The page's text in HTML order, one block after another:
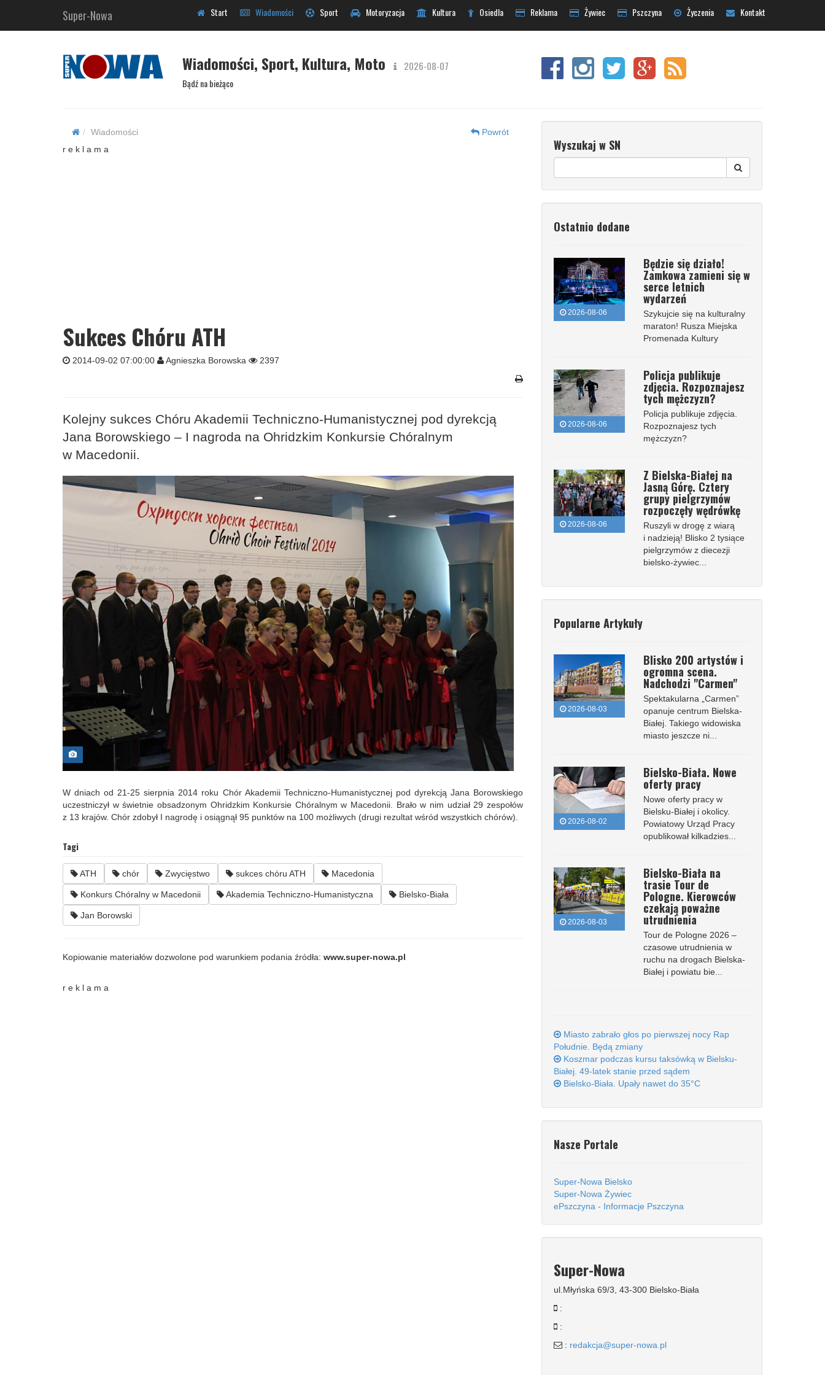
Super-Nowa Start Wiadomości Sport Motoryzacja Kultura Osiedla Reklama Żywiec Pszczyna Życzenia Kontakt
Wiadomości, Sport, Kultura, Moto 2026-08-07
Bądź na bieżąco
Wiadomości
Powrót
r e k l a m a
Sukces Chóru ATH
2014-09-02 07:00:00 Agnieszka Borowska 2397
Kolejny sukces Chóru Akademii Techniczno-Humanistycznej pod dyrekcją
Jana Borowskiego – I nagroda na Ohridzkim Konkursie Chóralnym
w Macedonii.
W dniach od 21-25 sierpnia 2014 roku Chór Akademii Techniczno-Humanistycznej pod dyrekcją Jana Borowskiego
uczestniczył w świetnie obsadzonym Ohridzkim Konkursie Chóralnym w Macedonii. Brało w nim udział 29 zespołów
z 13 krajów. Chór zdobył I nagrodę i osiągnął 95 punktów na 100 możliwych (drugi rezultat wśród wszystkich chórów).
Tagi
ATH chór Zwycięstwo sukces chóru ATH Macedonia
Konkurs Chóralny w Macedonii Akademia Techniczno-Humanistyczna Bielsko-Biała
Jan Borowski
Kopiowanie materiałów dozwolone pod warunkiem podania źródła: www.super-nowa.pl
r e k l a m a
Wyszukaj w SN
Ostatnio dodane
2026-08-06
Będzie się działo!
Zamkowa zamieni się w
serce letnich
wydarzeń
Szykujcie się na kulturalny
maraton! Rusza Miejska
Promenada Kultury
2026-08-06
Policja publikuje
zdjęcia. Rozpoznajesz
tych mężczyzn?
Policja publikuje zdjęcia.
Rozpoznajesz tych
mężczyzn?
2026-08-06
Z Bielska-Białej na
Jasną Górę. Cztery
grupy pielgrzymów
rozpoczęły wędrówkę
Ruszyli w drogę z wiarą
i nadzieją! Blisko 2 tysiące
pielgrzymów z diecezji
bielsko-żywiec...
Popularne Artykuły
2026-08-03
Blisko 200 artystów i
ogromna scena.
Nadchodzi "Carmen"
Spektakularna „Carmen”
opanuje centrum Bielska-
Białej. Takiego widowiska
miasto jeszcze ni...
2026-08-02
Bielsko-Biała. Nowe
oferty pracy
Nowe oferty pracy w
Bielsku-Białej i okolicy.
Powiatowy Urząd Pracy
opublikował kilkadzies...
2026-08-03
Bielsko-Biała na
trasie Tour de
Pologne. Kierowców
czekają poważne
utrudnienia
Tour de Pologne 2026 –
czasowe utrudnienia w
ruchu na drogach Bielska-
Białej i powiatu bie...
Miasto zabrało głos po pierwszej nocy Rap
Południe. Będą zmiany
Koszmar podczas kursu taksówką w Bielsku-
Białej. 49-latek stanie przed sądem
Bielsko-Biała. Upały nawet do 35°C
Nasze Portale
Super-Nowa Bielsko
Super-Nowa Żywiec
ePszczyna - Informacje Pszczyna
Super-Nowa
ul.Młyńska 69/3, 43-300 Bielsko-Biała
:
:
: redakcja@super-nowa.pl